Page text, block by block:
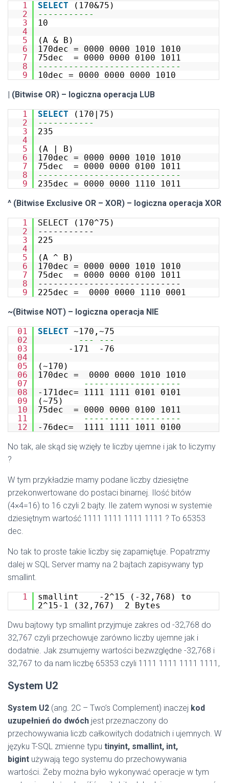
1
SELECT
(170&75)
2
-----------
3
10
4
5
(A & B)
6
170dec = 0000 0000 1010 1010
7
75dec = 0000 0000 0100 1011
8
----------------------------
9
10dec = 0000 0000 0000 1010
| (Bitwise OR) – logiczna operacja LUB
1
SELECT
(170|75)
2
-----------
3
235
4
5
(A | B)
6
170dec = 0000 0000 1010 1010
7
75dec = 0000 0000 0100 1011
8
----------------------------
9
235dec = 0000 0000 1110 1011
^ (Bitwise Exclusive OR – XOR) – logiczna operacja XOR
1
SELECT (170^75)
2
-----------
3
225
4
5
(A ^ B)
6
170dec = 0000 0000 1010 1010
7
75dec = 0000 0000 0100 1011
8
----------------------------
9
225dec = 0000 0000 1110 0001
~(Bitwise NOT) – logiczna operacja NIE
01
SELECT ~170,~75
02
--- ---
03
-171 -76
04
05
(~170)
06
170dec = 0000 0000 1010 1010
07
-------------------
08
-171dec= 1111 1111 0101 0101
09
(~75)
10
75dec = 0000 0000 0100 1011
11
-------------------
12
-76dec= 1111 1111 1011 0100
No tak, ale skąd się wzięły te liczby ujemne i jak to liczymy
?
W tym przykładzie mamy podane liczby dziesiętne
przekonwertowane do postaci binarnej. Ilość bitów
(4×4=16) to 16 czyli 2 bajty. Ile zatem wynosi w systemie
dziesiętnym wartość 1111 1111 1111 1111 ? To 65353
dec.
No tak to proste takie liczby się zapamiętuje. Popatrzmy
dalej w SQL Server mamy na 2 bajtach zapisywany typ
smallint.
1
smallint -2^15 (-32,768) to
2^15-1 (32,767) 2 Bytes
Dwu bajtowy typ smallint przyjmuje zakres od -32,768 do
32,767 czyli przechowuje zarówno liczby ujemne jak i
dodatnie. Jak zsumujemy wartości bezwzględne -32,768 i
32,767 to da nam liczbę 65353 czyli 1111 1111 1111 1111,
System U2
System U2 (ang. 2C – Two’s Complement) inaczej kod
uzupełnień do dwóch jest przeznaczony do
przechowywania liczb całkowitych dodatnich i ujemnych. W
języku T-SQL zmienne typu tinyint, smallint, int,
bigint używają tego systemu do przechowywania
wartości. Żeby można było wykonywać operacje w tym